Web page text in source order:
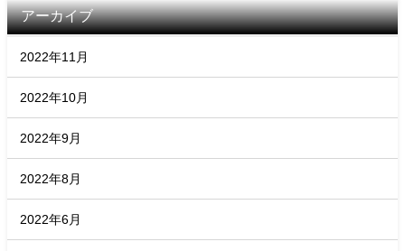
アーカイブ
2022年11月
2022年10月
2022年9月
2022年8月
2022年6月